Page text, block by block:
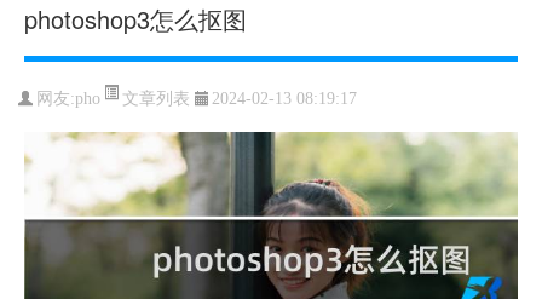
photoshop3怎么抠图
网友:pho 文章列表 2024-02-13 08:19:17